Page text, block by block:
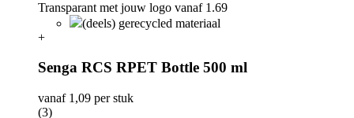
(deels) gerecycled materiaal
+
Senga RCS RPET Bottle 500 ml
vanaf 1,09 per stuk
(3)